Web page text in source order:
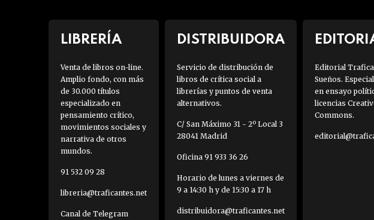
LIBRERÍA
Venta de libros on-line.
Amplio fondo, con más
de 30.000 títulos
especializado en
pensamiento crítico,
movimientos sociales y
narrativa de otros
mundos.
91 532 09 28
libreria@traficantes.net
Canal de Telegram
DISTRIBUIDORA
Servicio de distribución de
libros de crítica social a
librerías y puntos de venta
alternativos.
C/ San Máximo 31 - 2º Local 3
28041 Madrid
Oficina 91 933 36 26
Horario de lunes a viernes de
9 a 14:30 h y de 15:30 a 17 h
distribuidora@traficantes.net
Editorial
Sueños.
en ensayo
licencias
Commons.